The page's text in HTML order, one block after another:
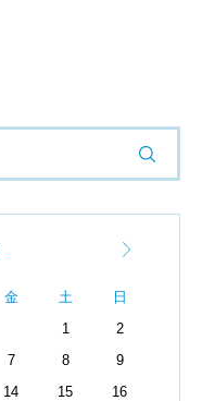
金 土
日
1
2
7 8
9
14 15
16